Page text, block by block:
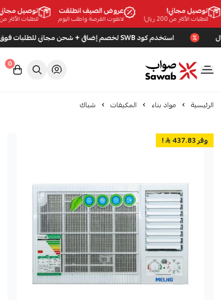
توصيل مجاني!
للطلبات الأكثر من 200 ريال!
عروض الصيف انطلقت
لاتفوت الفرصة واطلب اليوم
توصيل مجاني!
للطلبات الأكثر من 200 ريال!
استخدم كود SWB لخصم إضافي + شحن مجاني للطلبات فوق 200 ريال
صواب
0
الرئيسية مواد بناء المكيفات شباك
وفر 437.83 !